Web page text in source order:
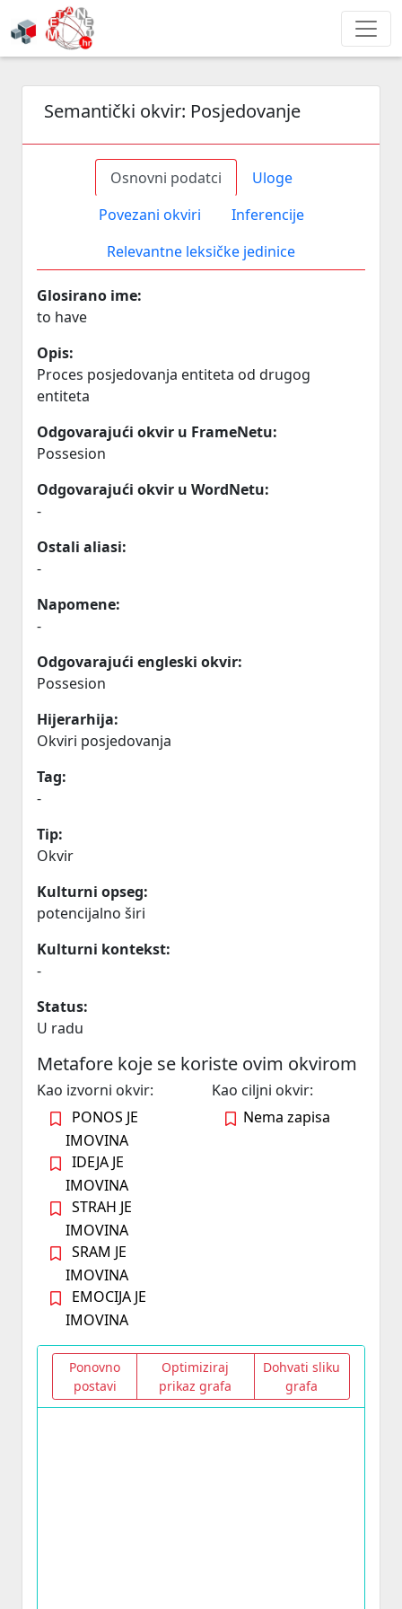
Semantički okvir: Posjedovanje
Osnovni podatci
Uloge
Povezani okviri
Inferencije
Relevantne leksičke jedinice
Glosirano ime:
to have
Opis:
Proces posjedovanja entiteta od drugog
entiteta
Odgovarajući okvir u FrameNetu:
Possesion
Odgovarajući okvir u WordNetu:
-
Ostali aliasi:
-
Napomene:
-
Odgovarajući engleski okvir:
Possesion
Hijerarhija:
Okviri posjedovanja
Tag:
-
Tip:
Okvir
Kulturni opseg:
potencijalno širi
Kulturni kontekst:
-
Status:
U radu
Metafore koje se koriste ovim okvirom
Kao izvorni okvir:
PONOS JE
IMOVINA
IDEJA JE
IMOVINA
STRAH JE
IMOVINA
SRAM JE
IMOVINA
EMOCIJA JE
IMOVINA
Kao ciljni okvir:
Nema zapisa
Ponovno
postavi
Optimiziraj
prikaz grafa
Dohvati sliku
grafa